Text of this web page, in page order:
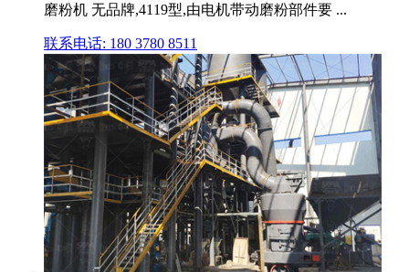
磨粉机 无品牌,4119型,由电机带动磨粉部件要 ...
联系电话: 180 3780 8511